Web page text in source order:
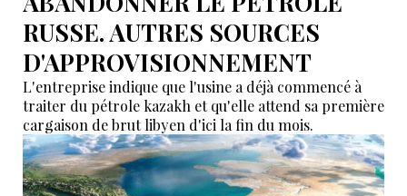
RUSSE. AUTRES SOURCES
D'APPROVISIONNEMENT
L'entreprise indique que l'usine a déjà commencé à
traiter du pétrole kazakh et qu'elle attend sa première
cargaison de brut libyen d'ici la fin du mois.